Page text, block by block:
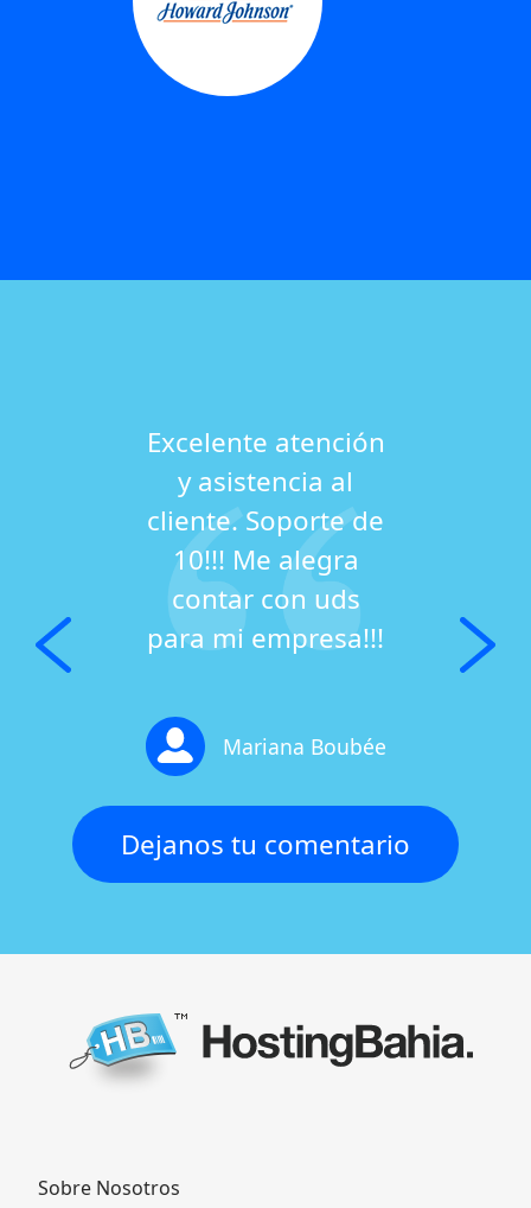
Excelente atención
y asistencia al
cliente. Soporte de
10!!! Me alegra
contar con uds
para mi empresa!!!
Mariana Boubée
Dejanos tu comentario
Sobre Nosotros